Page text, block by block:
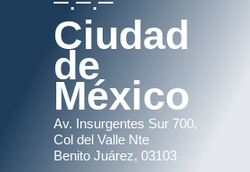
Ciudad
de
México
Av. Insurgentes Sur 700,
Col del Valle Nte
Benito Juárez, 03103